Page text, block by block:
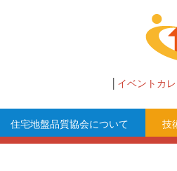
イベントカ
住宅地盤品質協会について 技